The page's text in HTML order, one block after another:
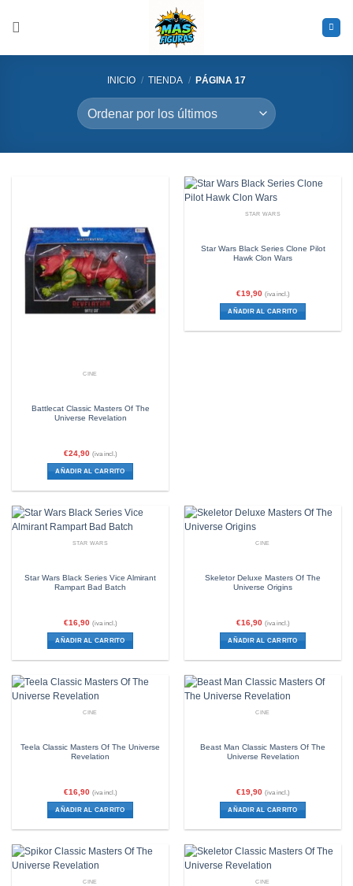
contenido
INICIO / TIENDA / PÁGINA 17
CINE
Battlecat Classic Masters Of The
Universe Revelation
€24,90 (iva incl.)
AÑADIR AL CARRITO
STAR WARS
Star Wars Black Series Clone Pilot
Hawk Clon Wars
€19,90 (iva incl.)
AÑADIR AL CARRITO
STAR WARS
Star Wars Black Series Vice Almirant
Rampart Bad Batch
€16,90 (iva incl.)
AÑADIR AL CARRITO
CINE
Skeletor Deluxe Masters Of The
Universe Origins
€16,90 (iva incl.)
AÑADIR AL CARRITO
CINE
Teela Classic Masters Of The Universe
Revelation
€16,90 (iva incl.)
AÑADIR AL CARRITO
CINE
Beast Man Classic Masters Of The
Universe Revelation
€19,90 (iva incl.)
AÑADIR AL CARRITO
CINE CINE